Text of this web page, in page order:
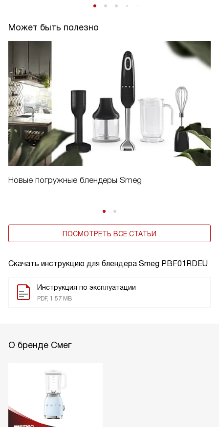
Скачать инструкцию для блендера Smeg PBF01RDEU
Инструкция по эксплуатации
PDF, 1.57 MB
Может быть полезно
Новые погружные блендеры Smeg
ПОСМОТРЕТЬ ВСЕ СТАТЬИ
О бренде Смег